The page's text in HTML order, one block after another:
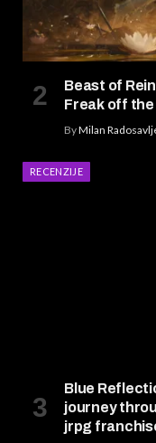
Beast of
Freak off the
ByMilan
RECENZIJE
Blue
journey
jrpg